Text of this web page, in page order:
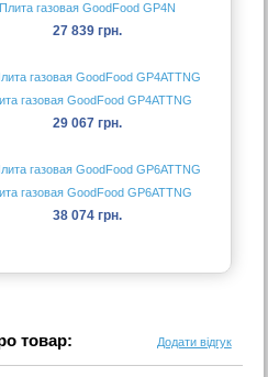
Плита газовая GoodFood GP4N
27 839 грн.
газовая GoodFood GP4ATTNG
29 067 грн.
газовая GoodFood GP6ATTNG
38 074 грн.
товар: Додати відгук